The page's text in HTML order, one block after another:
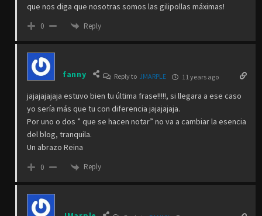
que nos diga que nosotras somos las gilipollas máximas!
0 Reply
fanny Reply to JMARPLE 11 years ago
jajajajajaja estuvo bien tu última frase!!!!!, si llegara a ese caso
yo sería más que tu con diferencia jajajajaja.
Por uno o dos ” que se hacen notar” no va a cambiar la esencia
del blog, tranquila.
Un abrazo Reina
0 Reply